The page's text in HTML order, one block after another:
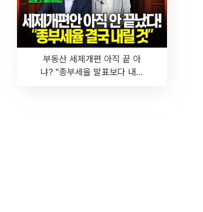
부동산 세제개편 아직 끝 아
냐? "종부세율 발표보다 내릴